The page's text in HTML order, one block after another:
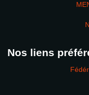
Nos liens